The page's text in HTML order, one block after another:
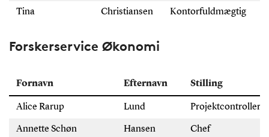
Tina Christiansen Kontorfuldmægtig
Forskerservice Økonomi
Fornavn Efternavn Stilling
Alice Rarup Lund Projektcontroller
Annette Schøn Hansen Chef